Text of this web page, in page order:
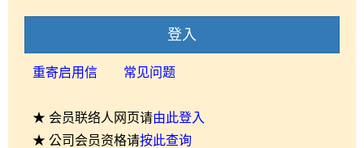
登入
重寄启用信 常见问题
★ 会员联络人网页请由此登入
★ 公司会员资格请按此查询